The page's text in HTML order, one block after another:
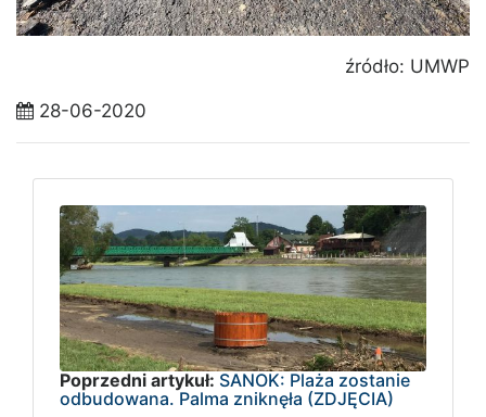
źródło: UMWP
28-06-2020
Poprzedni artykuł: SANOK: Plaża zostanie
odbudowana. Palma zniknęła (ZDJĘCIA)